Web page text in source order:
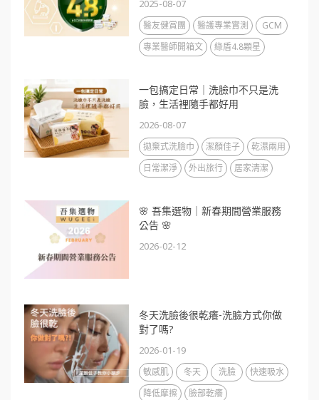
2025-08-07
醫友健賞團 醫護專業實測
GCM
專業醫師開箱文
綠盾4.8顆星
一包搞定日常｜洗臉巾不只是洗
臉，生活裡隨手都好用
2026-08-07
拋棄式洗臉巾 潔顏佳子
乾濕兩用
日常潔淨
外出旅行 居家清潔
🌸 吾集選物｜新春期間營業服務
公告 🌸
2026-02-12
冬天洗臉後很乾癢-洗臉方式你做
對了嗎?
2026-01-19
敏感肌 冬天 洗臉
快速吸水
降低摩擦
臉部乾癢